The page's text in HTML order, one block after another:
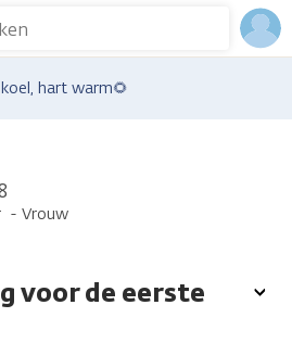
hart warm🌻
Vrouw
voor de eerste